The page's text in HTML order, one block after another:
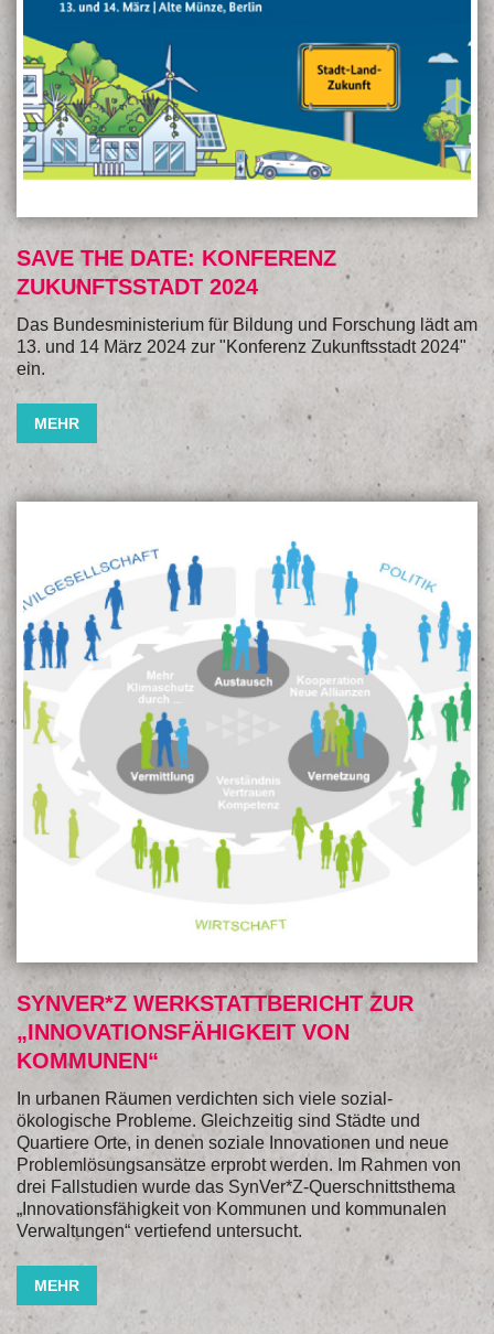
SAVE THE DATE: KONFERENZ
ZUKUNFTSSTADT 2024
Das Bundesministerium für Bildung und Forschung lädt am
13. und 14 März 2024 zur "Konferenz Zukunftsstadt 2024"
ein.
MEHR
SYNVER*Z WERKSTATTBERICHT ZUR
„INNOVATIONSFÄHIGKEIT VON
KOMMUNEN“
In urbanen Räumen verdichten sich viele sozial-
ökologische Probleme. Gleichzeitig sind Städte und
Quartiere Orte, in denen soziale Innovationen und neue
Problemlösungsansätze erprobt werden. Im Rahmen von
drei Fallstudien wurde das SynVer*Z-Querschnittsthema
„Innovationsfähigkeit von Kommunen und kommunalen
Verwaltungen“ vertiefend untersucht.
MEHR